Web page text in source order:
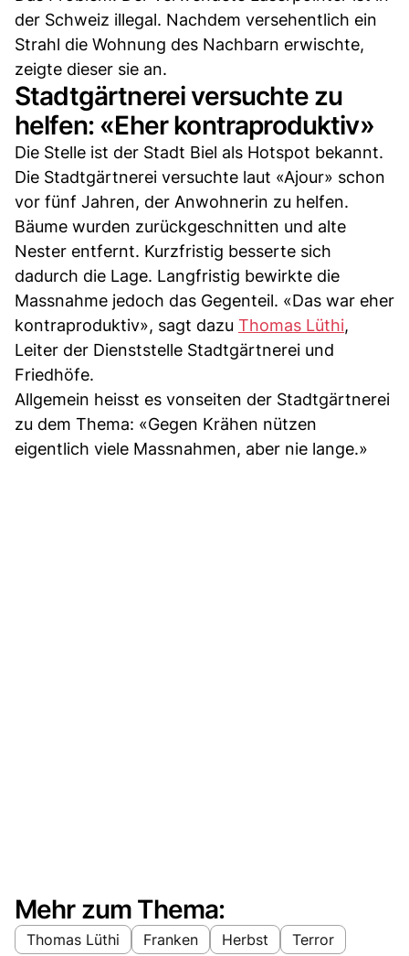
der Schweiz illegal. Nachdem versehentlich ein
Strahl die Wohnung des Nachbarn erwischte,
zeigte dieser sie an.
Stadtgärtnerei versuchte zu
helfen: «Eher kontraproduktiv»
Die Stelle ist der Stadt Biel als Hotspot bekannt.
Die Stadtgärtnerei versuchte laut «Ajour» schon
vor fünf Jahren, der Anwohnerin zu helfen.
Bäume wurden zurückgeschnitten und alte
Nester entfernt. Kurzfristig besserte sich
dadurch die Lage. Langfristig bewirkte die
Massnahme jedoch das Gegenteil. «Das war eher
kontraproduktiv», sagt dazu Thomas Lüthi,
Leiter der Dienststelle Stadtgärtnerei und
Friedhöfe.
Allgemein heisst es vonseiten der Stadtgärtnerei
zu dem Thema: «Gegen Krähen nützen
eigentlich viele Massnahmen, aber nie lange.»
Mehr zum Thema:
Thomas Lüthi Franken Herbst Terror